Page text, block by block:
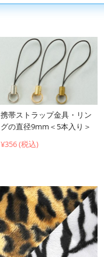
携帯ストラップ金具・リン
グの直径9mm＜5本入り＞
¥356 (税込)